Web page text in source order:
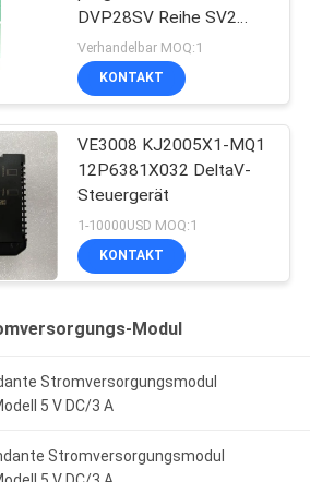
DVP28SV Reihe SV2
PLC Logik-Prüfer
Verhandelbar MOQ:1
KONTAKT
VE3008 KJ2005X1-MQ1
12P6381X032 DeltaV-
Steuergerät
1-10000USD MOQ:1
KONTAKT
Modul
Stromversorgungsmodul
5 V DC/3 A
Stromversorgungsmodul